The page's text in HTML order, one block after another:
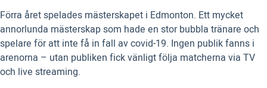
Förra året spelades mästerskapet i Edmonton. Ett mycket
annorlunda mästerskap som hade en stor bubbla tränare och
spelare för att inte få in fall av covid-19. Ingen publik fanns i
arenorna – utan publiken fick vänligt följa matcherna via TV
och live streaming.